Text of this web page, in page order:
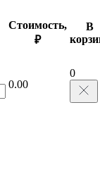
Стоимость,
₽
В
0.00
0